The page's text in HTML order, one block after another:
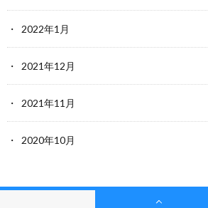
2022年1月
2021年12月
2021年11月
2020年10月